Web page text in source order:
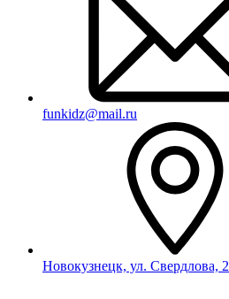
funkidz@mail.ru
Новокузнецк, ул. Свердлова, 2